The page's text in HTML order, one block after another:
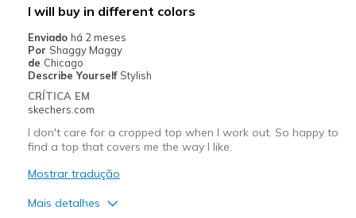
I will buy in different colors
Enviado há 2 meses
Por Shaggy Maggy
de Chicago
Describe Yourself Stylish
CRÍTICA EM
skechers.com
I don't care for a cropped top when I work out. So happy to
find a top that covers me the way I like.
Mostrar tradução
Mais detalhes